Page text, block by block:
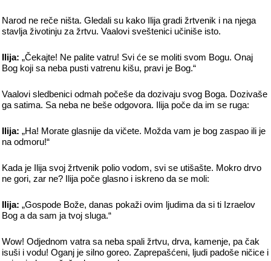
Narod ne reče ništa. Gledali su kako Ilija gradi žrtvenik i na njega
stavlja životinju za žrtvu. Vaalovi sveštenici učiniše isto.
Ilija: „Čekajte! Ne palite vatru! Svi će se moliti svom Bogu. Onaj
Bog koji sa neba pusti vatrenu kišu, pravi je Bog.“
Vaalovi sledbenici odmah počeše da dozivaju svog Boga. Dozivaše
ga satima. Sa neba ne beše odgovora. Ilija poče da im se ruga:
Ilija: „Ha! Morate glasnije da vičete. Možda vam je bog zaspao ili je
na odmoru!“
Kada je Ilija svoj žrtvenik polio vodom, svi se utišašte. Mokro drvo
ne gori, zar ne? Ilija poče glasno i iskreno da se moli:
Ilija: „Gospode Bože, danas pokaži ovim ljudima da si ti Izraelov
Bog a da sam ja tvoj sluga.“
Wow! Odjednom vatra sa neba spali žrtvu, drva, kamenje, pa čak
isuši i vodu! Oganj je silno goreo. Zaprepašćeni, ljudi padoše ničice i